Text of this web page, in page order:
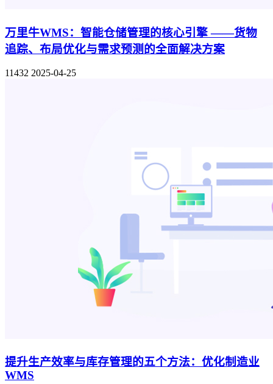
万里牛WMS：智能仓储管理的核心引擎 ——货物
追踪、布局优化与需求预测的全面解决方案
11432 2025-04-25
提升生产效率与库存管理的五个方法：优化制造业
WMS